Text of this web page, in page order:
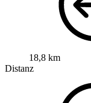
18,8 km
Distanz